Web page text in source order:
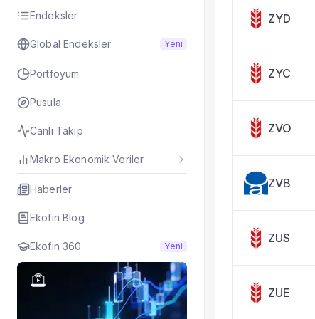
Endeksler
Global Endeksler Yeni
Portföyüm
Pusula
Canlı Takip
Makro Ekonomik Veriler
Haberler
Ekofin Blog
Ekofin 360 Yeni
Taşınan Fonlar
Fiyat Endeks
ZYD
ZYC
ZVO
ZVB
ZUS
ZUE